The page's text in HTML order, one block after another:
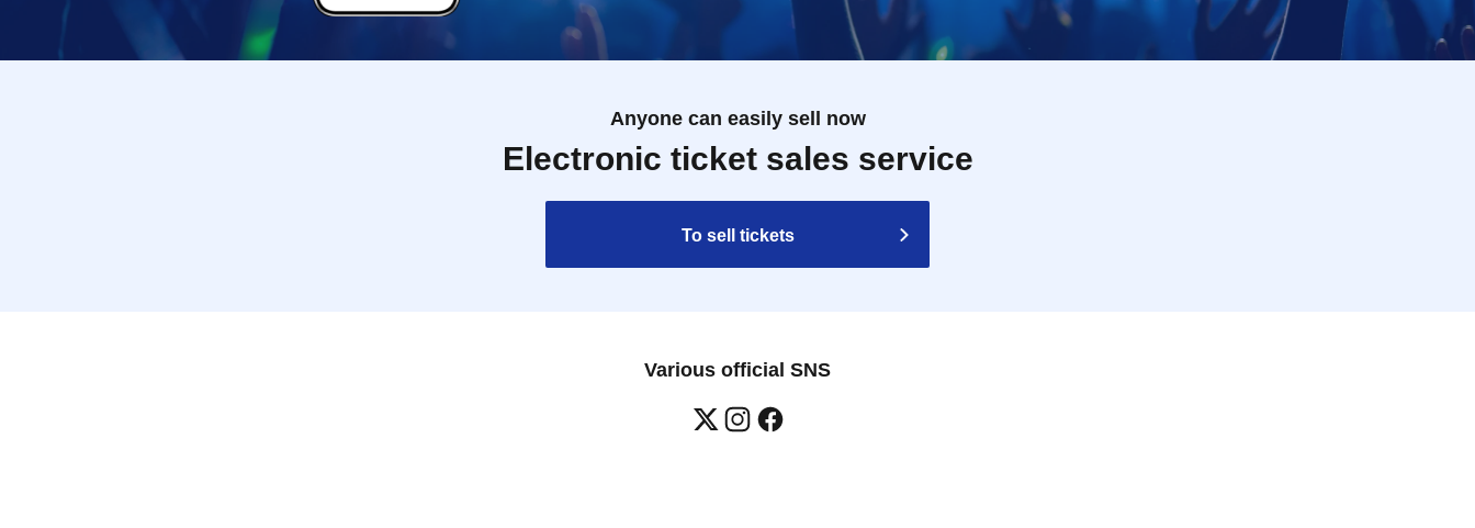
Anyone can easily sell now
Electronic ticket sales service
To sell tickets
Various official SNS